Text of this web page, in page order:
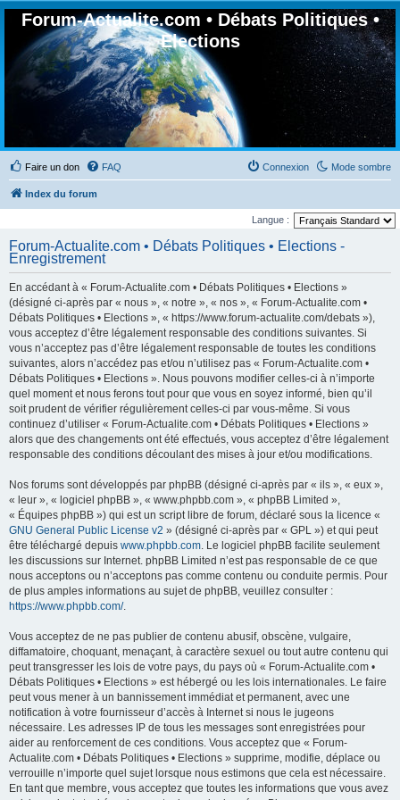
Forum-Actualite.com • Débats Politiques •
Elections
Faire un don Mode sombre
FAQ Connexion
Index du forum
Langue :
Forum-Actualite.com • Débats Politiques • Elections -
Enregistrement
En accédant à « Forum-Actualite.com • Débats Politiques • Elections »
(désigné ci-après par « nous », « notre », « nos », « Forum-Actualite.com •
Débats Politiques • Elections », « https://www.forum-actualite.com/debats »),
vous acceptez d’être légalement responsable des conditions suivantes. Si
vous n’acceptez pas d’être légalement responsable de toutes les conditions
suivantes, alors n’accédez pas et/ou n’utilisez pas « Forum-Actualite.com •
Débats Politiques • Elections ». Nous pouvons modifier celles-ci à n’importe
quel moment et nous ferons tout pour que vous en soyez informé, bien qu’il
soit prudent de vérifier régulièrement celles-ci par vous-même. Si vous
continuez d’utiliser « Forum-Actualite.com • Débats Politiques • Elections »
alors que des changements ont été effectués, vous acceptez d’être légalement
responsable des conditions découlant des mises à jour et/ou modifications.
Nos forums sont développés par phpBB (désigné ci-après par « ils », « eux »,
« leur », « logiciel phpBB », « www.phpbb.com », « phpBB Limited »,
« Équipes phpBB ») qui est un script libre de forum, déclaré sous la licence «
GNU General Public License v2 » (désigné ci-après par « GPL ») et qui peut
être téléchargé depuis www.phpbb.com. Le logiciel phpBB facilite seulement
les discussions sur Internet. phpBB Limited n’est pas responsable de ce que
nous acceptons ou n’acceptons pas comme contenu ou conduite permis. Pour
de plus amples informations au sujet de phpBB, veuillez consulter :
https://www.phpbb.com/.
Vous acceptez de ne pas publier de contenu abusif, obscène, vulgaire,
diffamatoire, choquant, menaçant, à caractère sexuel ou tout autre contenu qui
peut transgresser les lois de votre pays, du pays où « Forum-Actualite.com •
Débats Politiques • Elections » est hébergé ou les lois internationales. Le faire
peut vous mener à un bannissement immédiat et permanent, avec une
notification à votre fournisseur d’accès à Internet si nous le jugeons
nécessaire. Les adresses IP de tous les messages sont enregistrées pour
aider au renforcement de ces conditions. Vous acceptez que « Forum-
Actualite.com • Débats Politiques • Elections » supprime, modifie, déplace ou
verrouille n’importe quel sujet lorsque nous estimons que cela est nécessaire.
En tant que membre, vous acceptez que toutes les informations que vous avez